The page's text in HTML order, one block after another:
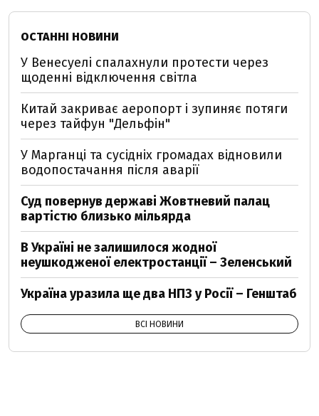
ОСТАННІ НОВИНИ
У Венесуелі спалахнули протести через
щоденні відключення світла
Китай закриває аеропорт і зупиняє потяги
через тайфун "Дельфін"
У Марганці та сусідніх громадах відновили
водопостачання після аварії
Суд повернув державі Жовтневий палац
вартістю близько мільярда
В Україні не залишилося жодної
неушкодженої електростанції – Зеленський
Україна уразила ще два НПЗ у Росії – Генштаб
ВСІ НОВИНИ